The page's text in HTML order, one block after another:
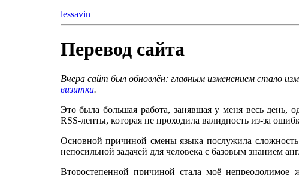
lessavin
Перевод сайта
Вчера сайт был обновлён: главным изменением стало
визитки.
Это была большая работа, занявшая у меня весь день,
RSS-ленты, которая не проходила валидность из-за
Основной причиной смены языка послужила сложность
непосильной задачей для человека с базовым знанием
Второстепенной причиной стала моё непреодолимое